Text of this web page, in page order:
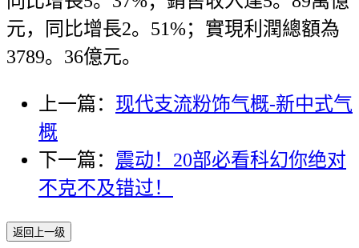
元，同比增長2。51%；實現利潤總額為
3789。36億元。
上一篇： 现代支流粉饰气概-新中式气
概
下一篇： 震动！20部必看科幻你绝对
不克不及错过！
返回上一级